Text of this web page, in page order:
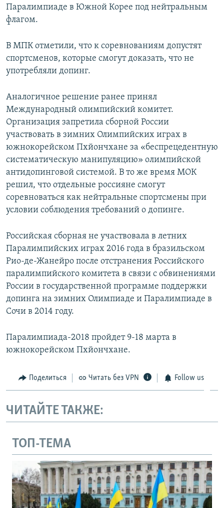
Паралимпиаде в Южной Корее под нейтральным
флагом.
В МПК отметили, что к соревнованиям допустят
спортсменов, которые смогут доказать, что не
употребляли допинг.
Аналогичное решение ранее принял
Международный олимпийский комитет.
Организация запретила сборной России
участвовать в зимних Олимпийских играх в
южнокорейском Пхйончхане за «беспрецедентную
систематическую манипуляцию» олимпийской
антидопинговой системой. В то же время МОК
решил, что отдельные россияне смогут
соревноваться как нейтральные спортсмены при
условии соблюдения требований о допинге.
Российская сборная не участвовала в летних
Паралимпийских играх 2016 года в бразильском
Рио-де-Жанейро после отстранения Российского
паралимпийского комитета в связи с обвинениями
России в государственной программе поддержки
допинга на зимних Олимпиаде и Паралимпиаде в
Сочи в 2014 году.
Паралимпиада-2018 пройдет 9-18 марта в
южнокорейском Пхйончхане.
Поделиться Читать без VPN Follow us
ЧИТАЙТЕ ТАКЖЕ:
ТОП-ТЕМА